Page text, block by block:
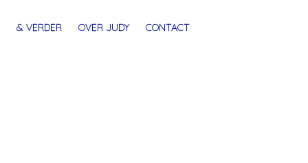
& VERDER OVER JUDY CONTACT